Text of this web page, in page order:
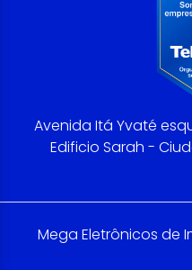
Avenida Itá Yvaté
Edificio Sarah -
Mega Eletrônicos de